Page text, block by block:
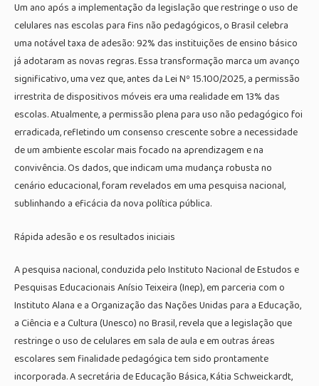
Um ano após a implementação da legislação que restringe o uso de
celulares nas escolas para fins não pedagógicos, o Brasil celebra
uma notável taxa de adesão: 92% das instituições de ensino básico
já adotaram as novas regras. Essa transformação marca um avanço
significativo, uma vez que, antes da Lei Nº 15.100/2025, a permissão
irrestrita de dispositivos móveis era uma realidade em 13% das
escolas. Atualmente, a permissão plena para uso não pedagógico foi
erradicada, refletindo um consenso crescente sobre a necessidade
de um ambiente escolar mais focado na aprendizagem e na
convivência. Os dados, que indicam uma mudança robusta no
cenário educacional, foram revelados em uma pesquisa nacional,
sublinhando a eficácia da nova política pública.
Rápida adesão e os resultados iniciais
A pesquisa nacional, conduzida pelo Instituto Nacional de Estudos e
Pesquisas Educacionais Anísio Teixeira (Inep), em parceria com o
Instituto Alana e a Organização das Nações Unidas para a Educação,
a Ciência e a Cultura (Unesco) no Brasil, revela que a legislação que
restringe o uso de celulares em sala de aula e em outras áreas
escolares sem finalidade pedagógica tem sido prontamente
incorporada. A secretária de Educação Básica, Kátia Schweickardt,